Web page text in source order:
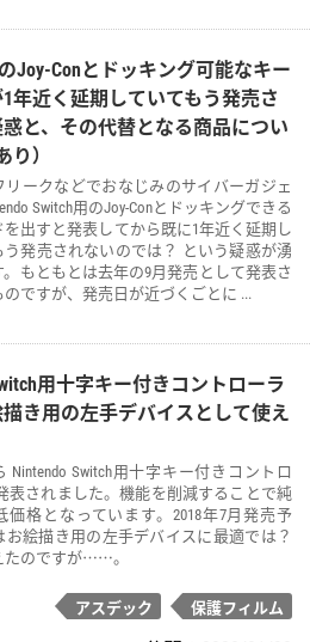
Joy-Conとドッキング可能なキー
年近く延期していてもう発売さ
と、その代替となる商品につい
り）
リークなどでおなじみのサイバーガジェ
Switch用のJoy-Conとドッキングできる
を出すと発表してから既に1年近く延期し
う発売されないのでは？ という疑惑が湧
もともとは去年の9月発売として発表さ
ですが、発売日が近づくごとに ...
用十字キー付きコントローラ
き用の左手デバイスとして使え
Nintendo Switch用十字キー付きコントロ
表されました。機能を削減することで純
価格となっています。2018年7月発売予
お絵描き用の左手デバイスに最適では？
たのですが……。
アスデック 保護フィルム